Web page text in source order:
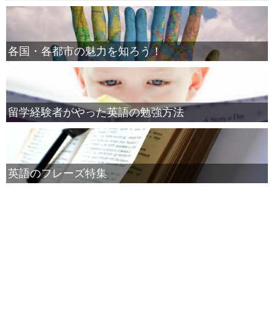
各国・各都市の魅力を知ろう！
留学経験者がやった英語の勉強方法
英語のフレーズ特集